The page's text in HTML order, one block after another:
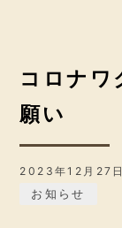
コロナワ
願い
2023年12月27日
お知らせ